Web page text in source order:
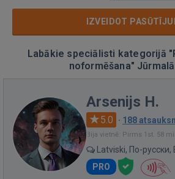
IZVEIDOT
Labākie speciālisti kategorijā
noformēšana" Jūrmalā
Arsenijs H.
5.0 · 188
Bija vietnē: Pirms 1st. 58
Latviski, По-русски,
PRO